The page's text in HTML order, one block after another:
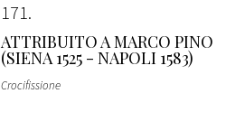
171
ATTRIBUITO A MARCO PINO
(SIENA 1525 - NAPOLI 1583)
Crocifissione